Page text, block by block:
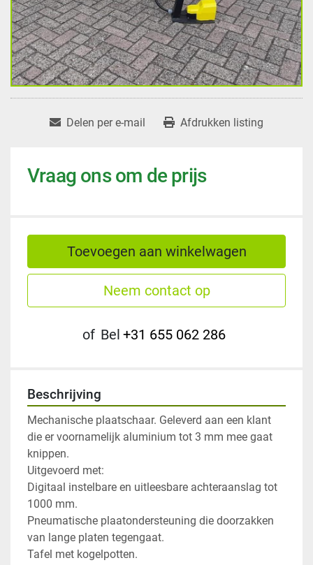
Delen per e-mail Afdrukken listing
Vraag ons om de prijs
Toevoegen aan winkelwagen
Neem contact op
of Bel +31 655 062 286
Beschrijving
Mechanische plaatschaar. Geleverd aan een klant
die er voornamelijk aluminium tot 3 mm mee gaat
knippen.
Uitgevoerd met:
Digitaal instelbare en uitleesbare achteraanslag tot
1000 mm.
Pneumatische plaatondersteuning die doorzakken
van lange platen tegengaat.
Tafel met kogelpotten.